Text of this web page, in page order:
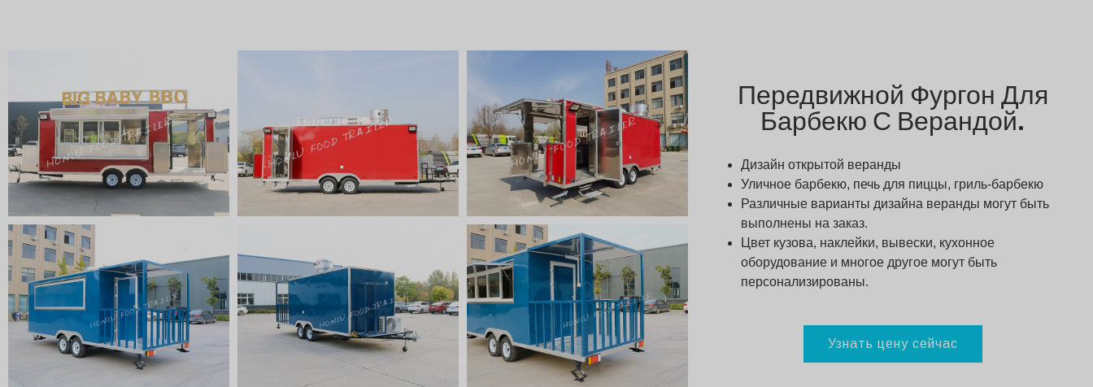
Передвижной Фургон Для
Барбекю С Верандой.
Дизайн открытой веранды
Уличное барбекю, печь для пиццы, гриль-барбекю
Различные варианты дизайна веранды могут быть
выполнены на заказ.
Цвет кузова, наклейки, вывески, кухонное
оборудование и многое другое могут быть
персонализированы.
Узнать цену сейчас